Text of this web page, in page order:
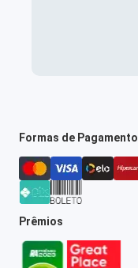
Formas de Pagamento
Prêmios